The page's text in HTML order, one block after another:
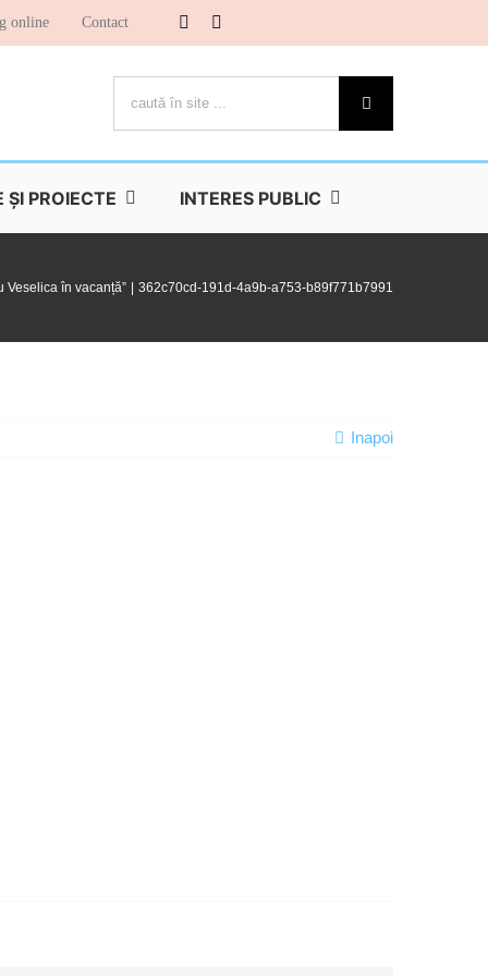
online Contact
ŞI PROIECTE INTERES PUBLIC
Veselica în vacanță” 362c70cd-191d-4a9b-a753-b89f771b7991
Inapoi